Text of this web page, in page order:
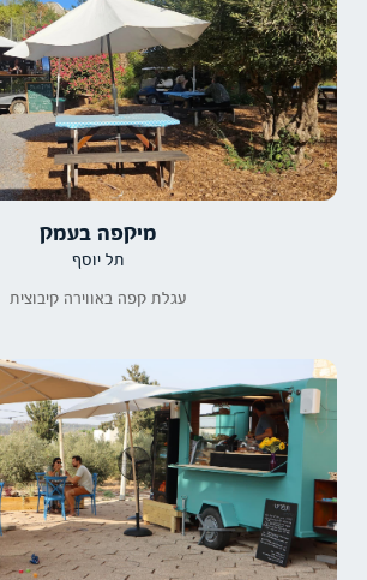
מיקפה בעמק
תל יוסף
עגלת קפה באווירה קיבוצית